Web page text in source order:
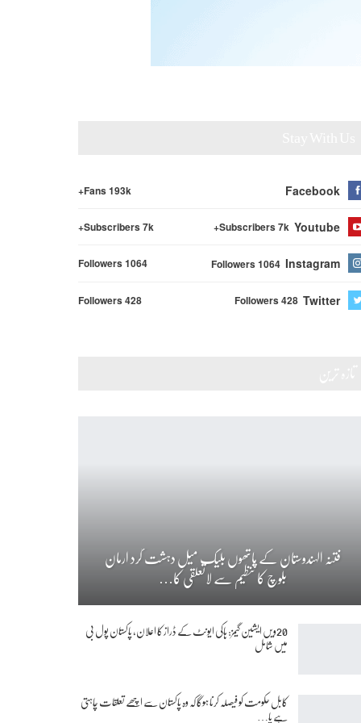
Facebook
Fans 193k+
Youtube
Subscribers 7k+
Subscribers 7k+
Instagram
Followers 1064
Followers 1064
Twitter
Followers 428
Followers 428
فتنہ الہندوستان کے ہاتھوں بلیک میل دہشت گرد ارمان
بلوچ کا تنظیم سے لاتعلقی کا…
20ویں ایشین گیمز: ہاکی ایونٹ کے ڈراز کا اعلان، پاکستان پول بی
میں شامل
کابل حکومت کو فیصلہ کرنا ہوگا کہ وہ پاکستان سے اچھے تعلقات چاہتی
ہے یا…